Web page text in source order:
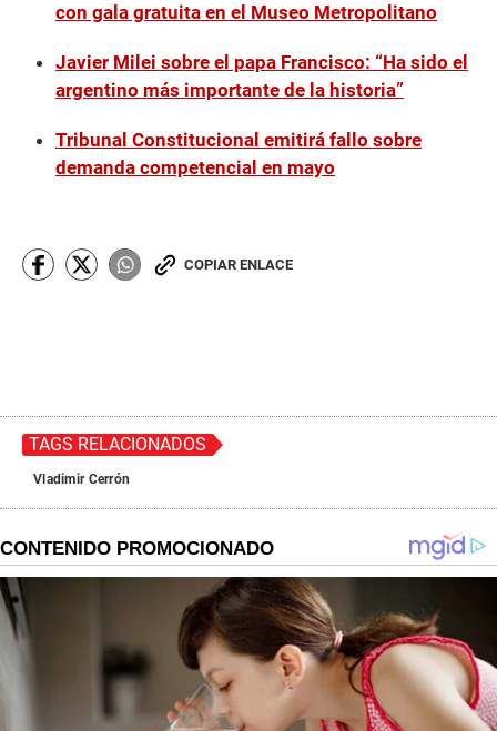
con gala gratuita en el Museo Metropolitano
Javier Milei sobre el papa Francisco: “Ha sido el
argentino más importante de la historia”
Tribunal Constitucional emitirá fallo sobre
demanda competencial en mayo
COPIAR ENLACE
TAGS RELACIONADOS
Vladimir Cerrón